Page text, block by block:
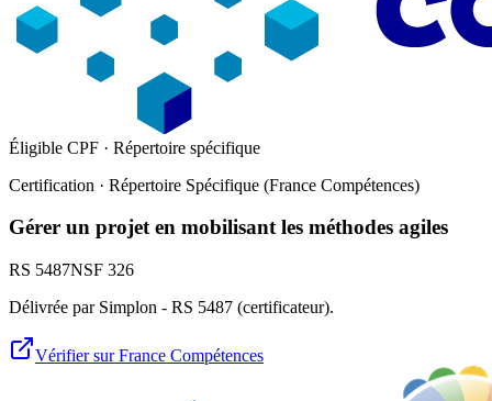
Éligible CPF · Répertoire spécifique
Certification · Répertoire Spécifique (France Compétences)
Gérer un projet en mobilisant les méthodes agiles
RS 5487NSF 326
Délivrée par Simplon - RS 5487 (certificateur).
Vérifier sur France Compétences